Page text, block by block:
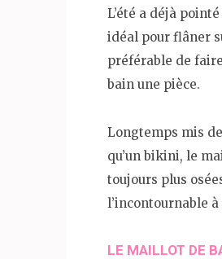
L’été a déjà
idéal pour flâner
préférable de
bain une pièce.
Longtemps mis
qu’un bikini, le
toujours plus
l’incontournable
LE MAILLOT DE